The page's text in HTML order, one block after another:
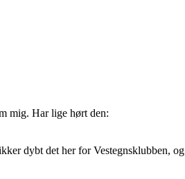
mig. Har lige hørt den:
dybt det her for Vestegnsklubben,